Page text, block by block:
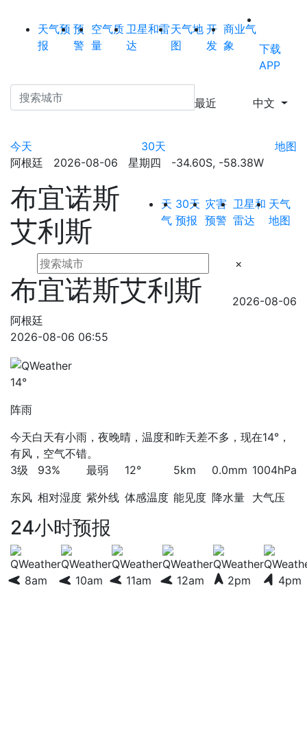
天气预
报
预
警
空气质
量
卫星和雷
达
天气地
图
开
发
商业气
象
下载
APP
最近 中文
今天 30天
地图
阿根廷 2026-08-06 星期四 -34.60S, -58.38W
布宜诺斯
艾利斯
天
气
30天
预报
灾害
预警
卫星和
雷达
天气
地图
×
布宜诺斯艾利斯
阿根廷
2026-08-06
2026-08-06 06:55
14°
阵雨
今天白天有小雨，夜晚晴，温度和昨天差不多，现在14°，
有风，空气不错。
3级
东风
93%
相对湿度
最弱
紫外线
12°
体感温度
5km
能见度
0.0mm
降水量
1004hPa
大气压
24小时预报
8am 10am 11am 12am 2pm 4pm